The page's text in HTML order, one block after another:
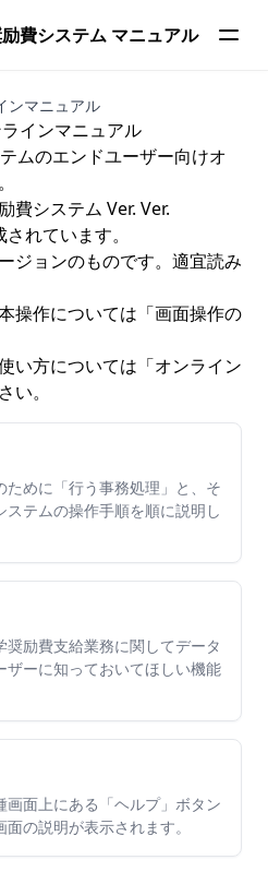
費システム マニュアル
ンマニュアル
インマニュアル
ムのエンドユーザー向けオ
費システム Ver. Ver.
れています。
ジョンのものです。適宜読み
操作については「画面操作の
い方については「オンライン
い。
めに「行う事務処理」と、そ
テムの操作手順を順に説明し
励費支給業務に関してデータ
ザーに知っておいてほしい機能
面上にある「ヘルプ」ボタン
の説明が表示されます。